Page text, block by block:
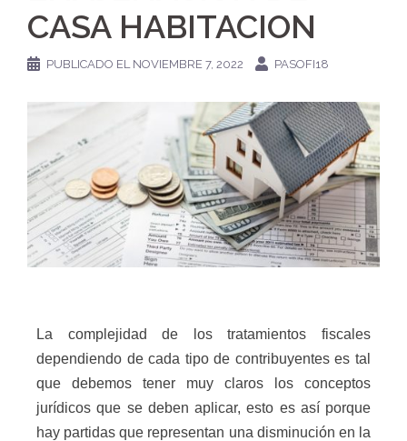
CASA HABITACION
PUBLICADO EL NOVIEMBRE 7, 2022 PASOFI18
La complejidad de los tratamientos fiscales
dependiendo de cada tipo de contribuyentes es tal
que debemos tener muy claros los conceptos
jurídicos que se deben aplicar, esto es así porque
hay partidas que representan una disminución en la